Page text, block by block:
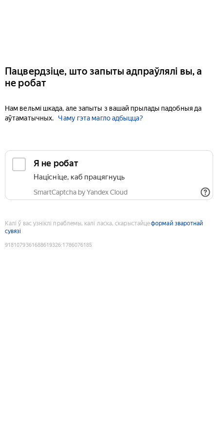
Пацвердзіце, што запыты адпраўлялі вы, а
не робат
Нам вельмі шкада, але запыты з вашай прылады падобныя да
аўтаматычных.
Чаму гэта магло адбыцца?
Я не робат
Націсніце, каб працягнуць
SmartCaptcha by Yandex Cloud
Калі ў вас узніклі праблемы, калі ласка, скарыстайцеформай зваротнай
сувязі
9181079361688619326:1786076185